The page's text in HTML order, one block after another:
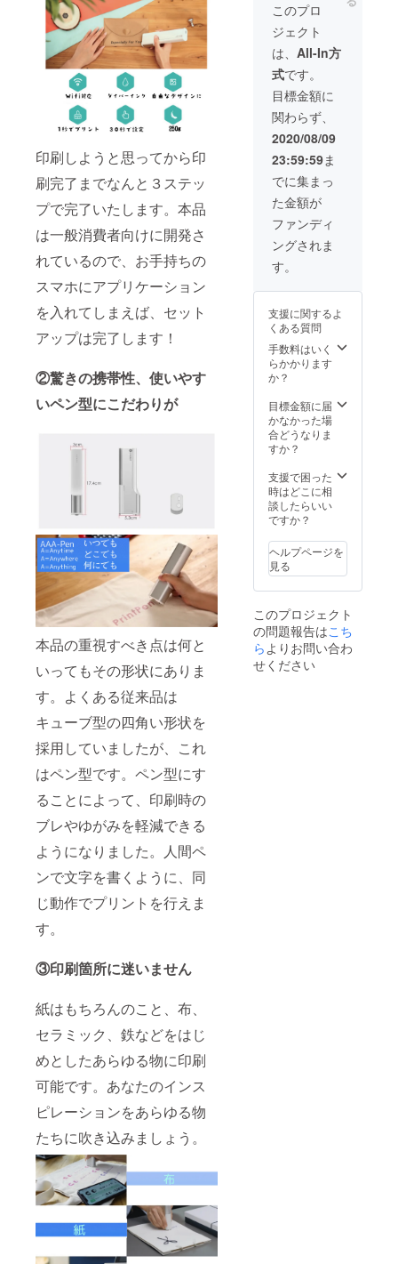
印刷しようと思ってから印
刷完了までなんと３ステッ
プで完了いたします。本品
は一般消費者向けに開発さ
れているので、お手持ちの
スマホにアプリケーション
を入れてしまえば、セット
アップは完了します！
②驚きの携帯性、使いやす
いペン型にこだわりが
本品の重視すべき点は何と
いってもその形状にありま
す。よくある従来品は
キューブ型の四角い形状を
採用していましたが、これ
はペン型です。ペン型にす
ることによって、印刷時の
ブレやゆがみを軽減できる
ようになりました。人間ペ
ンで文字を書くように、同
じ動作でプリントを行えま
す。
③印刷箇所に迷いません
紙はもちろんのこと、布、
セラミック、鉄などをはじ
めとしたあらゆる物に印刷
可能です。あなたのインス
ピレーションをあらゆる物
たちに吹き込みましょう。
く）
このプロ
ジェクト
は、 All-In方
式です。
目標金額に
関わらず、
2020/08/09
23:59:59ま
でに集まっ
た金額が
ファンディ
ングされま
す。
支援に関するよ
くある質問
手数料はいく
らかかります
か？
目標金額に届
かなかった場
合どうなりま
すか？
支援で困った
時はどこに相
談したらいい
ですか？
ヘルプページを
見る
このプロジェクト
の問題報告はこち
らよりお問い合わ
せください